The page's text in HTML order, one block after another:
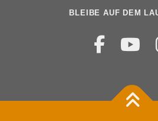
BLEIBE AUF DEM